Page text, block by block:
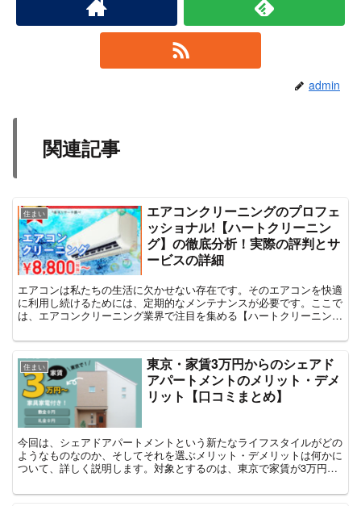
admin
関連記事
住まい
エアコンクリーニングのプロフェ
ッショナル!【ハートクリーニン
グ】の徹底分析！実際の評判とサ
ービスの詳細
エアコンは私たちの生活に欠かせない存在です。そのエアコンを快適
に利用し続けるためには、定期的なメンテナンスが必要です。ここで
は、エアコンクリーニング業界で注目を集める【ハートクリーニン
住まい
東京・家賃3万円からのシェアド
アパートメントのメリット・デメ
リット【口コミまとめ】
今回は、シェアドアパートメントという新たなライフスタイルがどの
ようなものなのか、そしてそれを選ぶメリット・デメリットは何かに
ついて、詳しく説明します。対象とするのは、東京で家賃が3万円か